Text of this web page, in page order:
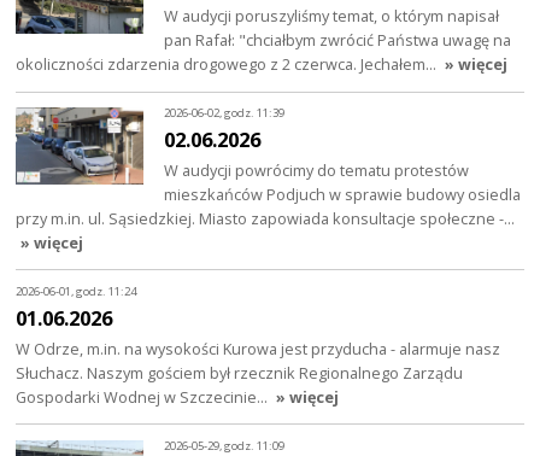
W audycji poruszyliśmy temat, o którym napisał
pan Rafał: "chciałbym zwrócić Państwa uwagę na
okoliczności zdarzenia drogowego z 2 czerwca. Jechałem… » więcej
2026-06-02, godz. 11:39
02.06.2026
W audycji powrócimy do tematu protestów
mieszkańców Podjuch w sprawie budowy osiedla
przy m.in. ul. Sąsiedzkiej. Miasto zapowiada konsultacje społeczne -…
» więcej
2026-06-01, godz. 11:24
01.06.2026
W Odrze, m.in. na wysokości Kurowa jest przyducha - alarmuje nasz
Słuchacz. Naszym gościem był rzecznik Regionalnego Zarządu
Gospodarki Wodnej w Szczecinie… » więcej
2026-05-29, godz. 11:09